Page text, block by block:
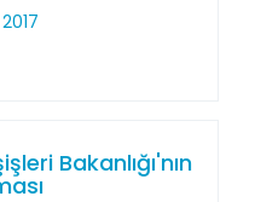
Bakanlığı'nın